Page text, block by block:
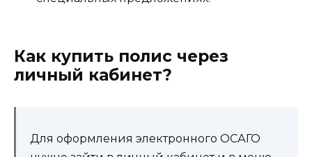
Как купить полис через
личный кабинет?
Для оформления электронного ОСАГО